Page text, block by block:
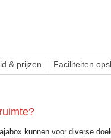
& prijzen Faciliteiten
kunnen voor diverse